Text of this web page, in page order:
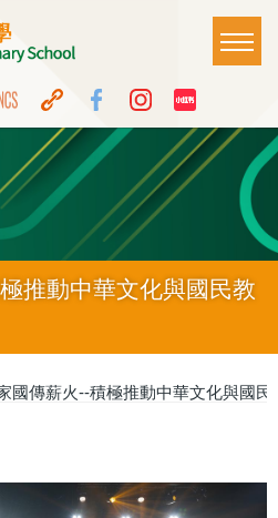
Top
Media
Icon
Button
Language
switcher
Main
推動中華文化與國民教
國傳薪火--積極推動中華文化與國民